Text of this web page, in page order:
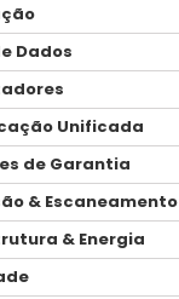
Dados
Unificada
de Garantia
& Escaneamento
& Energia